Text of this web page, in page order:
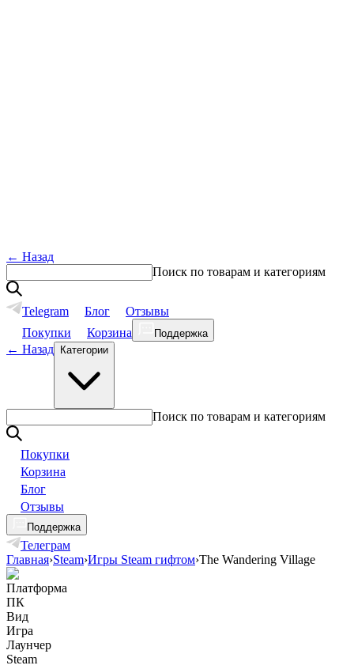
← Назад
Поиск по товарам и категориям
Telegram Блог
Отзывы
Покупки
Корзина Поддержка
← Назад Категории
Поиск по товарам и категориям
Покупки
Корзина
Блог
Отзывы
Поддержка
Телеграм
Главная›Steam›Игры Steam гифтом›The Wandering Village
Платформа
ПК
Вид
Игра
Лаунчер
Steam